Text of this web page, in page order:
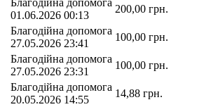
01.06.2026 00:13
200,00 грн.
Благодійна допомога
27.05.2026 23:41
100,00 грн.
Благодійна допомога
27.05.2026 23:31
100,00 грн.
Благодійна допомога
20.05.2026 14:55
14,88 грн.